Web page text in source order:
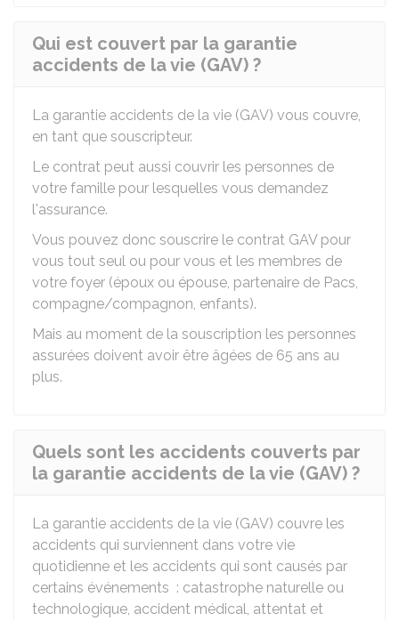
Qui est couvert par la garantie
accidents de la vie (GAV) ?
La garantie accidents de la vie (GAV) vous couvre,
en tant que souscripteur.
Le contrat peut aussi couvrir les personnes de
votre famille pour lesquelles vous demandez
l'assurance.
Vous pouvez donc souscrire le contrat GAV pour
vous tout seul ou pour vous et les membres de
votre foyer (époux ou épouse, partenaire de Pacs,
compagne/compagnon, enfants).
Mais au moment de la souscription les personnes
assurées doivent avoir être âgées de 65 ans au
plus.
Quels sont les accidents couverts par
la garantie accidents de la vie (GAV) ?
La garantie accidents de la vie (GAV) couvre les
accidents qui surviennent dans votre vie
quotidienne et les accidents qui sont causés par
certains événements : catastrophe naturelle ou
technologique, accident médical, attentat et